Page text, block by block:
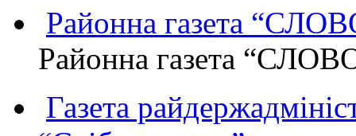
Районна газета
Районна газета
Газета